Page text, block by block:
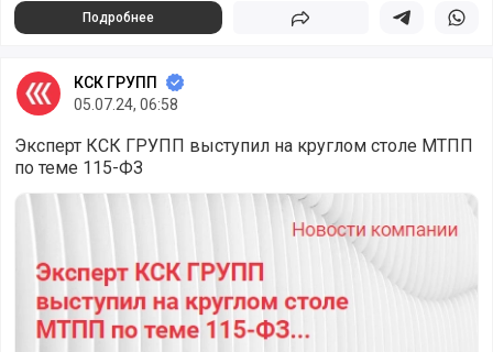
Подробнее Поделиться Поделиться в
КСК ГРУПП
05.07.24, 06:58
Эксперт КСК ГРУПП выступил на круглом столе МТПП
по теме 115-ФЗ
Эксперт КСК ГРУПП выступил на круглом столе МТПП